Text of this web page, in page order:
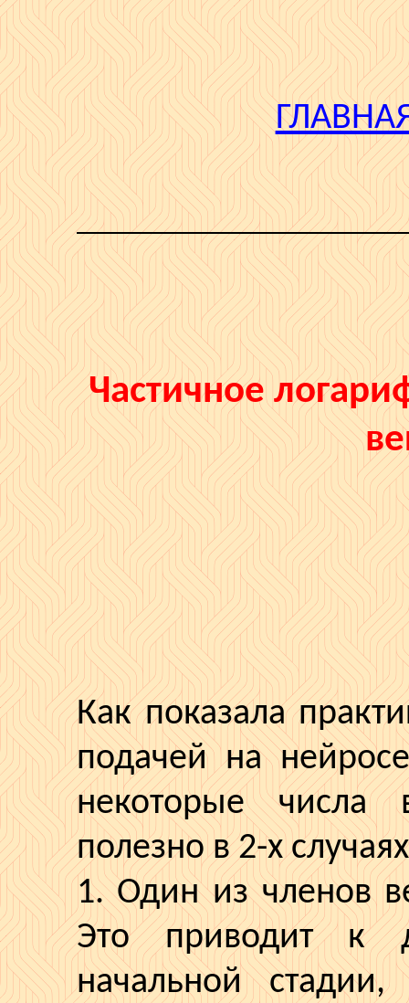
Частичное
Как показала
подачей на
некоторые числа
полезно в 2-х
1. Один из членов
Это приводит к
начальной стадии,